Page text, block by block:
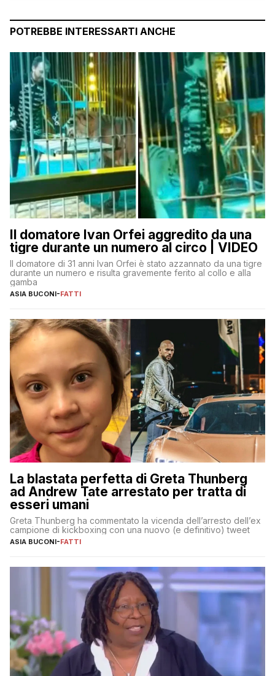
POTREBBE INTERESSARTI ANCHE
Il domatore Ivan Orfei aggredito da una
tigre durante un numero al circo | VIDEO
Il domatore di 31 anni Ivan Orfei è stato azzannato da una tigre
durante un numero e risulta gravemente ferito al collo e alla
gamba
ASIA BUCONI-FATTI
La blastata perfetta di Greta Thunberg
ad Andrew Tate arrestato per tratta di
esseri umani
Greta Thunberg ha commentato la vicenda dell’arresto dell’ex
campione di kickboxing con una nuovo (e definitivo) tweet
ASIA BUCONI-FATTI